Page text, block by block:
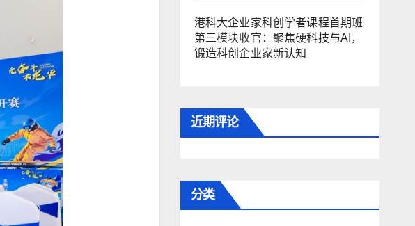
港科大企业家科创学者课程首期班
第三模块收官：聚焦硬科技与AI，
锻造科创企业家新认知
近期评论
分类